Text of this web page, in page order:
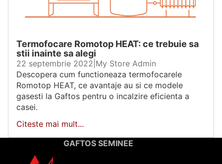
Termofocare Romotop HEAT: ce trebuie sa
stii inainte sa alegi
22 septembrie 2022 My Store Admin
Descopera cum functioneaza termofocarele
Romotop HEAT, ce avantaje au si ce modele
gasesti la Gaftos pentru o incalzire eficienta a
casei.
Citeste mai mult...
GAFTOS SEMINEE